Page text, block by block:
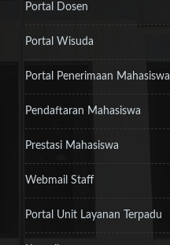
Portal Dosen
Portal Wisuda
Portal Penerimaan Mahasiswa
Pendaftaran Mahasiswa
Prestasi Mahasiswa
Webmail Staff
Portal Unit Layanan Terpadu